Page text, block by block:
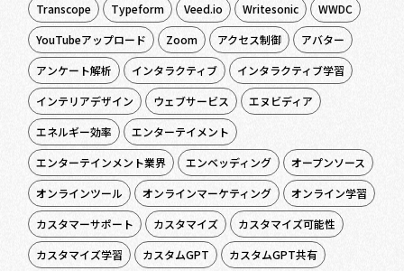
Transcope
Typeform Veed.io Writesonic
WWDC
YouTubeアップロード
Zoom アクセス制御
アバター
アンケート解析
インタラクティブ
インタラクティブ学習
インテリアデザイン
ウェブサービス
エヌビディア
エネルギー効率
エンターテイメント
エンターテインメント業界
エンベッディング
オープンソース
オンラインツール
オンラインマーケティング
オンライン学習
カスタマーサポート
カスタマイズ
カスタマイズ可能性
カスタマイズ学習
カスタムGPT
カスタムGPT共有